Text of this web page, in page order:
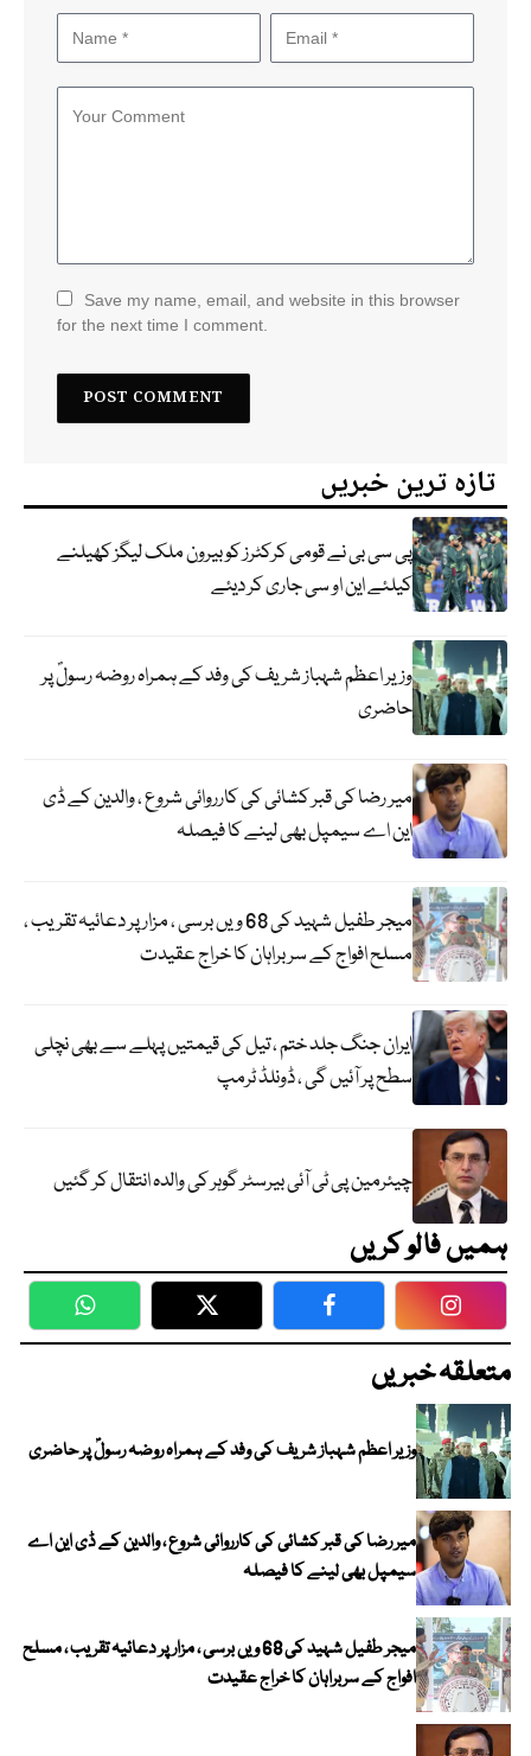
Save my name, email, and website in this browser
for the next time I comment.
تازہ ترین خبریں
پی سی بی نے قومی کرکٹرز کو بیرون ملک لیگز کھیلنے
کیلئے این او سی جاری کر دیئے
وزیر اعظم شہباز شریف کی وفد کے ہمراہ روضہ رسولؐ پر
حاضری
میر رضا کی قبر کشائی کی کارروائی شروع ، والدین کے ڈی
این اے سیمپل بھی لینے کا فیصلہ
میجر طفیل شہید کی 68 ویں برسی ، مزار پر دعائیہ تقریب ،
مسلح افواج کے سربراہان کا خراج عقیدت
ایران جنگ جلد ختم ، تیل کی قیمتیں پہلے سے بھی نچلی
سطح پر آئیں گی ، ڈونلڈ ٹرمپ
چیئرمین پی ٹی آئی بیرسٹر گوہر کی والدہ انتقال کر گئیں
ہمیں فالو کریں
WhatsApp Twitter Facebook
متعلقہ خبریں
وزیر اعظم شہباز شریف کی وفد کے ہمراہ روضہ رسولؐ پر حاضری
میر رضا کی قبر کشائی کی کارروائی شروع ، والدین کے ڈی این اے
سیمپل بھی لینے کا فیصلہ
میجر طفیل شہید کی 68 ویں برسی ، مزار پر دعائیہ تقریب ، مسلح
افواج کے سربراہان کا خراج عقیدت